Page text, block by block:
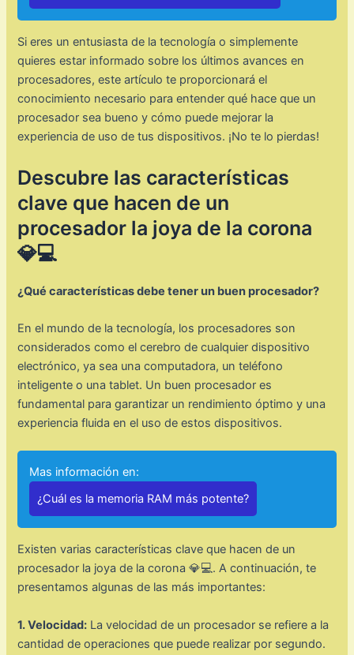
Si eres un entusiasta de la tecnología o simplemente
quieres estar informado sobre los últimos avances en
procesadores, este artículo te proporcionará el
conocimiento necesario para entender qué hace que un
procesador sea bueno y cómo puede mejorar la
experiencia de uso de tus dispositivos. ¡No te lo pierdas!
Descubre las características
clave que hacen de un
procesador la joya de la corona
💎💻
¿Qué características debe tener un buen procesador?
En el mundo de la tecnología, los procesadores son
considerados como el cerebro de cualquier dispositivo
electrónico, ya sea una computadora, un teléfono
inteligente o una tablet. Un buen procesador es
fundamental para garantizar un rendimiento óptimo y una
experiencia fluida en el uso de estos dispositivos.
Mas información en:
¿Cuál es la memoria RAM más potente?
Existen varias características clave que hacen de un
procesador la joya de la corona 💎💻. A continuación, te
presentamos algunas de las más importantes:
1. Velocidad: La velocidad de un procesador se refiere a la
cantidad de operaciones que puede realizar por segundo.